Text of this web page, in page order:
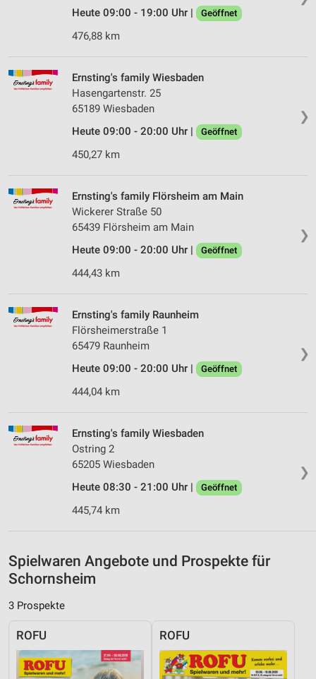
Heute 09:00 - 19:00 Uhr |
Geöffnet
476,88 km
❯
Ernsting's family Wiesbaden
Hasengartenstr. 25
65189 Wiesbaden
Heute 09:00 - 20:00 Uhr |
Geöffnet
450,27 km
❯
Ernsting's family Flörsheim am Main
Wickerer Straße 50
65439 Flörsheim am Main
Heute 09:00 - 20:00 Uhr |
Geöffnet
444,43 km
❯
Ernsting's family Raunheim
Flörsheimerstraße 1
65479 Raunheim
Heute 09:00 - 20:00 Uhr |
Geöffnet
444,04 km
❯
Ernsting's family Wiesbaden
Ostring 2
65205 Wiesbaden
Heute 08:30 - 21:00 Uhr |
Geöffnet
445,74 km
Spielwaren Angebote und Prospekte für
Schornsheim
3 Prospekte
ROFU ROFU
Partnerliste anzeigen (1 IAB-Anbieter)
Wir nutzen Ihre Daten für folgende Zwecke:
Speichern von oder Zugriff auf Informationen
auf einem Endgerät
Verwendung reduzierter Daten zur Auswahl von
Erstellung von Profilen für personalisierte
Verwendung von Profilen zur Auswahl
personalisierter Werbung
Erstellung von Profilen zur Personalisierung
von Inhalten
Verwendung von Profilen zur Auswahl
Messung der Werbeleistung
Messung der Performance von Inhalten
Analyse von Zielgruppen durch Statistiken oder
Kombinationen von Daten aus verschiedenen
Entwicklung und Verbesserung der Angebote
Verwendung reduzierter Daten zur Auswahl von
IAB-Besonderheiten:
Verwendung genauer Standortdaten
Informationen identifizieren
Nicht-IAB-Verarbeitungszwecke:
Notwendig
Funktional